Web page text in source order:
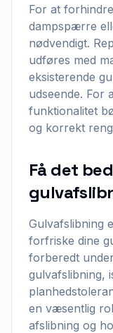
For at
dampspærre
nødvendigt.
udføres med
eksisterende
udseende. For
funktionalitet
og korrekt
Få det
Gulvafslibning
forfriske dine
forberedt
gulvafslibning,
en væsentlig
afslibning og